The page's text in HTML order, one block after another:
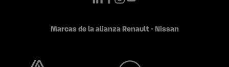
Marcas de la alianza Renault - Nissan